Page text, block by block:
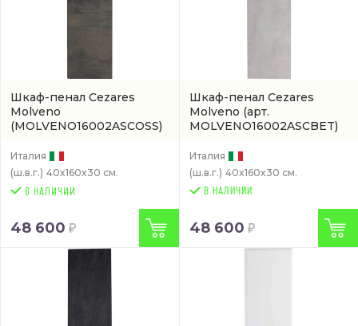
Шкаф-пенал Cezares
Molveno
(MOLVENO16002ASCOSS)
Италия
(ш.в.г.) 40x160x30 см.
48 600
Шкаф-пенал Cezares
Molveno (арт.
MOLVENO16002ASCBET)
Италия
(ш.в.г.) 40x160x30 см.
В НАЛИЧИИ
48 600